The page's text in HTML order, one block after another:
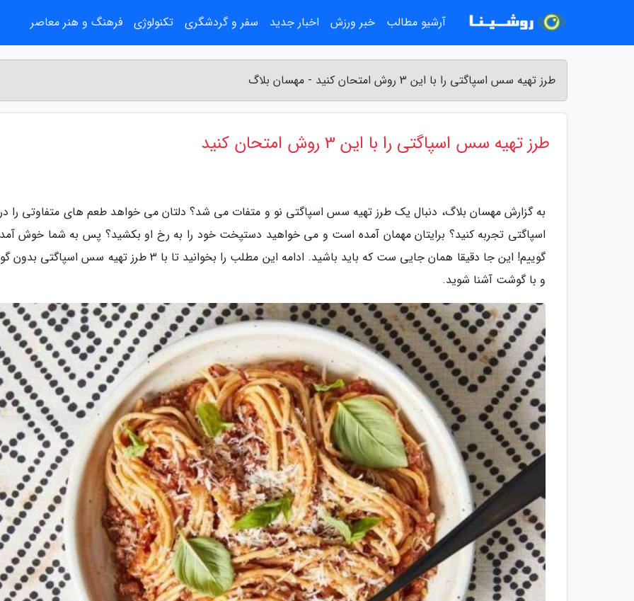
طرز تهیه سس اسپاگتی را با این 3 روش امتحان کنید - مهسان بلاگ
طرز تهیه سس اسپاگتی را با این 3 روش امتحان کنید
به گزارش مهسان بلاگ، دنبال یک طرز تهیه سس اسپاگتی نو و متفات می شد؟ دلتان می خواهد طعم های متفاوتی را در
اسپاگتی تجربه کنید؟ برایتان مهمان آمده است و می خواهید دستپخت خود را به رخ او بکشید؟ پس به شما خوش
گوییم! این جا دقیقا همان جایی ست که باید باشید. ادامه این مطلب را بخوانید تا با 3 طرز تهیه سس
و با گوشت آشنا شوید.
آرشیو مطالب خبر ورزش اخبار جدید سفر و گردشگری تکنولوژی فرهنگ و هنر معاصر